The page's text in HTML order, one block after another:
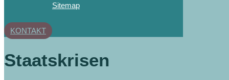
Sitemap
KONTAKT
Staatskrisen